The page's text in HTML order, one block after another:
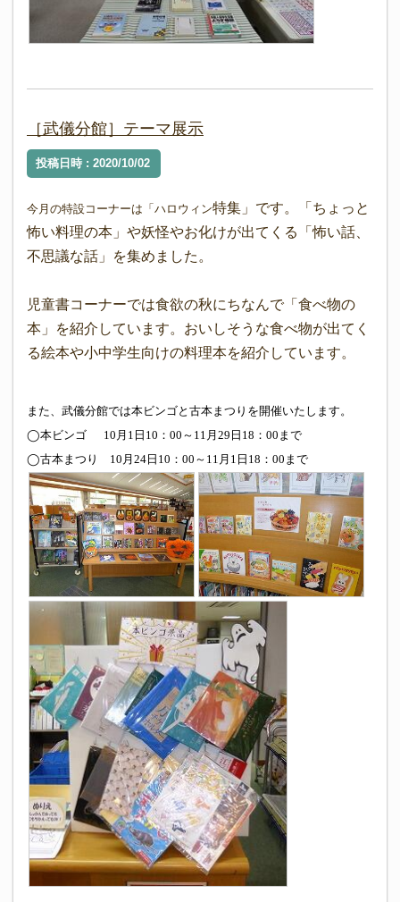
［武儀分館］テーマ展示
投稿日時 : 2020/10/02
今月の特設コーナーは「ハロウィン特集」です。「ちょっと
怖い料理の本」や妖怪やお化けが出てくる「怖い話、
不思議な話」を集めました。
児童書コーナーでは食欲の秋にちなんで「食べ物の
本」を紹介しています。おいしそうな食べ物が出てく
る絵本や小中学生向けの料理本を紹介しています。
また、武儀分館では本ビンゴと古本まつりを開催いたします。
◯本ビンゴ 10 月 1 日 10 ： 00 ～ 11 月 29 日 18 ： 00 まで
◯古本まつり 10 月 24 日 10 ： 00 ～ 11 月 1 日 18 ： 00 まで